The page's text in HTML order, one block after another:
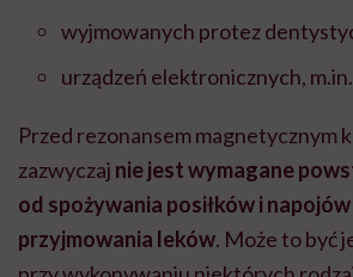
wyjmowanych protez
urządzeń elektronicznych,
Przed rezonansem magnetycznym
zazwyczaj nie jest wymagane
od spożywania posiłków i napojów
przyjmowania leków. Może to być